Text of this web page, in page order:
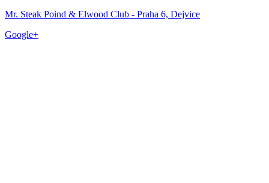
Mr. Steak Poind & Elwood Club - Praha 6, Dejvice
Google+